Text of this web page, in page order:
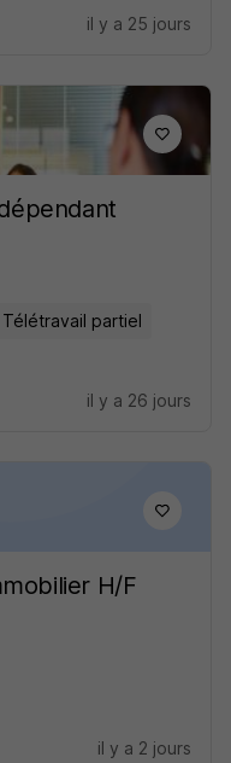
il y a 25 jours
Télétravail partiel
il y a 26 jours
H/F
il y a 2 jours